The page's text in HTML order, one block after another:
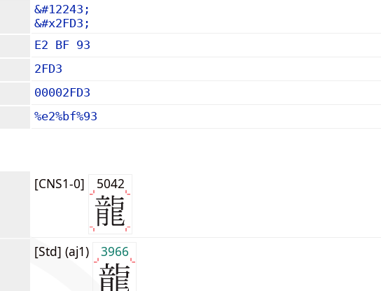
&#12243;
&#x2FD3;
E2 BF 93
2FD3
00002FD3
%e2%bf%93
[CNS1-0] 5042
[Std] (aj1) 3966